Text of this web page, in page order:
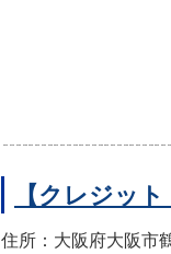
【クレジッ
住所：大阪府大阪市